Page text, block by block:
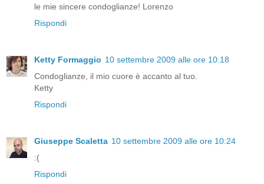
le mie sincere condoglianze! Lorenzo
Rispondi
Ketty Formaggio 10 settembre 2009 alle ore 10:18
Condoglianze, il mio cuore è accanto al tuo.
Ketty
Rispondi
Giuseppe Scaletta 10 settembre 2009 alle ore 10:24
:(
Rispondi